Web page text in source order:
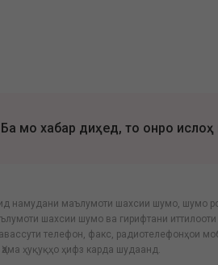
Ба мо хабар диҳед, то онро ислоҳ
намудани маълумоти шахсии шумо, шумо
шахсии шумо ва гирифтани иттилооти
телефон, факс, радиотелефонҳои
ҳуқуқҳо ҳифз карда шудаанд.